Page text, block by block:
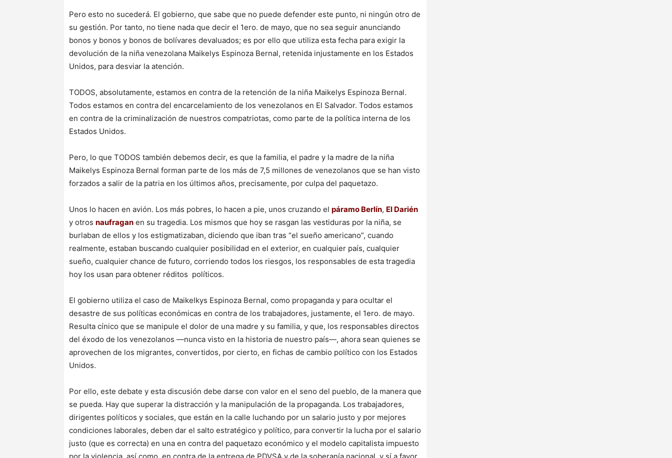
Pero esto no sucederá. El gobierno, que sabe que no puede defender este punto, ni ningún otro de
su gestión. Por tanto, no tiene nada que decir el 1ero. de mayo, que no sea seguir anunciando
bonos y bonos y bonos de bolívares devaluados; es por ello que utiliza esta fecha para exigir la
devolución de la niña venezolana Maikelys Espinoza Bernal, retenida injustamente en los Estados
Unidos, para desviar la atención.
TODOS, absolutamente, estamos en contra de la retención de la niña Maikelys Espinoza Bernal.
Todos estamos en contra del encarcelamiento de los venezolanos en El Salvador. Todos estamos
en contra de la criminalización de nuestros compatriotas, como parte de la política interna de los
Estados Unidos.
Pero, lo que TODOS también debemos decir, es que la familia, el padre y la madre de la niña
Maikelys Espinoza Bernal forman parte de los más de 7,5 millones de venezolanos que se han visto
forzados a salir de la patria en los últimos años, precisamente, por culpa del paquetazo.
Unos lo hacen en avión. Los más pobres, lo hacen a pie, unos cruzando el páramo Berlín, El Darién
y otros naufragan en su tragedia. Los mismos que hoy se rasgan las vestiduras por la niña, se
burlaban de ellos y los estigmatizaban, diciendo que iban tras “el sueño americano”, cuando
realmente, estaban buscando cualquier posibilidad en el exterior, en cualquier país, cualquier
sueño, cualquier chance de futuro, corriendo todos los riesgos, los responsables de esta tragedia
hoy los usan para obtener réditos políticos.
El gobierno utiliza el caso de Maikelkys Espinoza Bernal, como propaganda y para ocultar el
desastre de sus políticas económicas en contra de los trabajadores, justamente, el 1ero. de mayo.
Resulta cínico que se manipule el dolor de una madre y su familia, y que, los responsables directos
del éxodo de los venezolanos —nunca visto en la historia de nuestro país—, ahora sean quienes se
aprovechen de los migrantes, convertidos, por cierto, en fichas de cambio político con los Estados
Unidos.
Por ello, este debate y esta discusión debe darse con valor en el seno del pueblo, de la manera que
se pueda. Hay que superar la distracción y la manipulación de la propaganda. Los trabajadores,
dirigentes políticos y sociales, que están en la calle luchando por un salario justo y por mejores
condiciones laborales, deben dar el salto estratégico y político, para convertir la lucha por el salario
justo (que es correcta) en una en contra del paquetazo económico y el modelo capitalista impuesto